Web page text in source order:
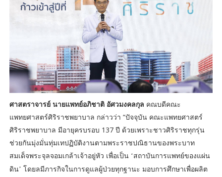
ศาสตราจารย์ นายแพทย์อภิชาติ อัศวมงคลกุล คณบดีคณะ
แพทยศาสตร์ศิริราชพยาบาล กล่าวว่า “ปัจจุบัน คณะแพทยศาสตร์
ศิริราชพยาบาล มีอายุครบรอบ 137 ปี ด้วยเพราะชาวศิริราชทุกรุ่น
ช่วยกันมุ่งมั่นทุ่มเทปฏิบัติงานตามพระราชปณิธานของพระบาท
สมเด็จพระจุลจอมเกล้าเจ้าอยู่หัว เพื่อเป็น ‘สถาบันการแพทย์ของแผ่น
ดิน’ โดยลมีภารกิจในการดูแลผู้ป่วยทุกฐานะ มอบการศึกษาเพื่อผลิต